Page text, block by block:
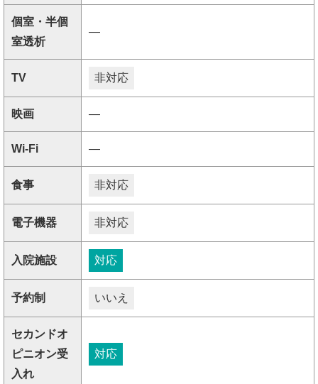
個室・半個
室透析
―
TV 非対応
映画 ―
Wi-Fi ―
食事 非対応
電子機器 非対応
入院施設 対応
予約制 いいえ
セカンドオ
ピニオン受
入れ
対応